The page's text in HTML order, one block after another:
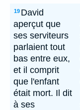
19 David
aperçut que
ses serviteurs
parlaient tout
bas entre eux,
et il comprit
que l'enfant
était mort. Il dit
à ses